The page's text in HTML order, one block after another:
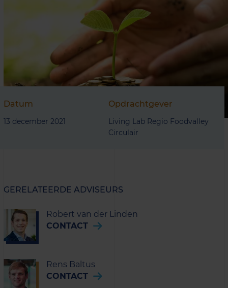
Datum
13 december 2021
Opdrachtgever
Living Lab Regio Foodvalley
Circulair
GERELATEERDE ADVISEURS
Robert van der Linden
CONTACT
Rens Baltus
CONTACT